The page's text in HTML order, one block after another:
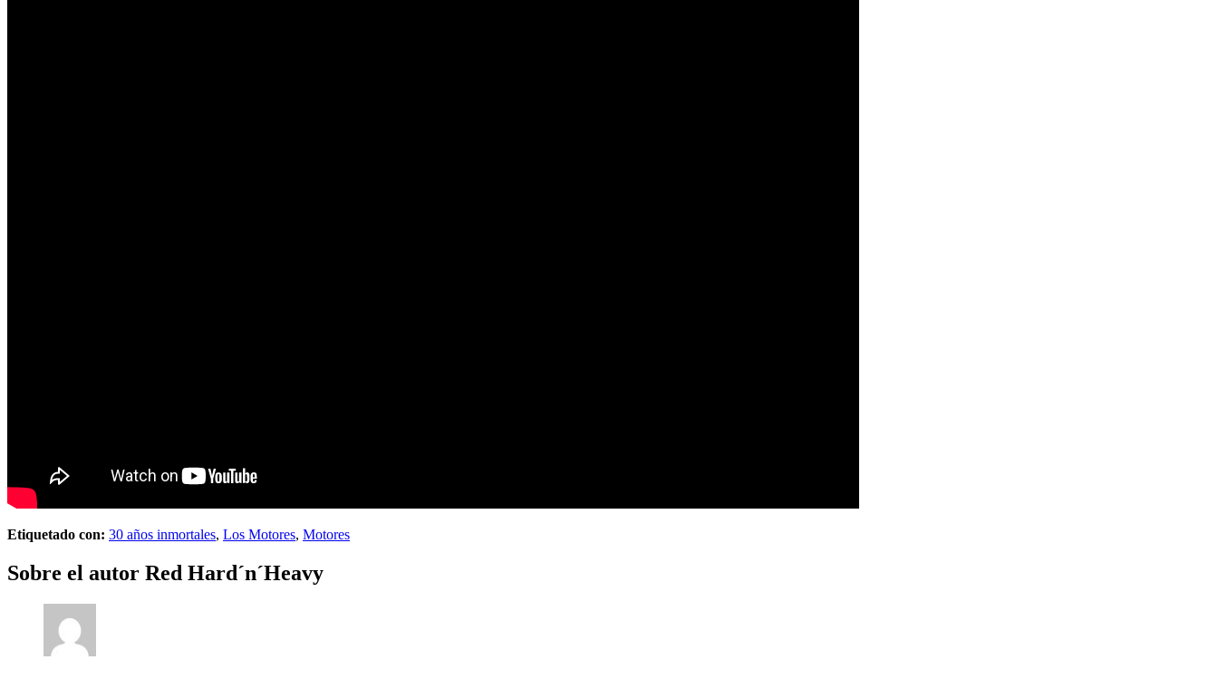
Etiquetado con: 30 años inmortales, Los Motores, Motores
Sobre el autor Red Hard´n´Heavy